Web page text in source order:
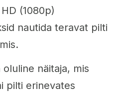
(1080p)
nautida teravat pilti
näitaja, mis
pilti erinevates